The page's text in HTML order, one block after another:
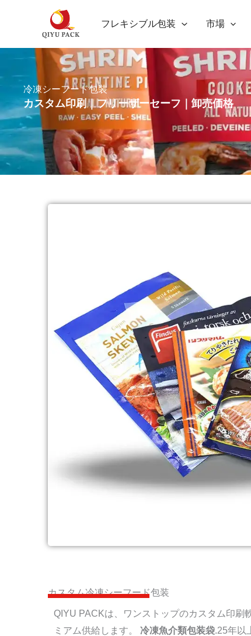
キ
プ
フレキシブル包装 市場
冷凍シーフード包装
カスタム印刷｜フリーザーセーフ｜卸売価格
カスタム冷凍シーフード包装
QIYU PACKは、ワンストップのカスタム印刷
ミアム供給します。 冷凍魚介類包装袋.25年以